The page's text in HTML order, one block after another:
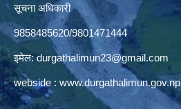
सूचना अधिकारी
9858485620/9801471444
इमेल: durgathalimun23@gmail.com
webside : www.durgathalimun.gov.np